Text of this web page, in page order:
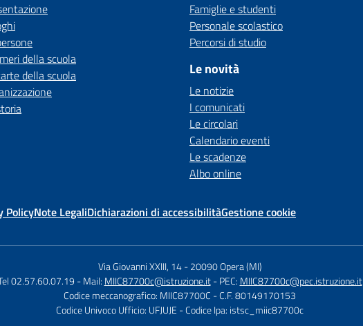
della scuola
della scuola
Famiglie e studenti
Personale scolastico
Percorsi di studio
Le novità
Le notizie
I comunicati
Le circolari
Calendario eventi
Le scadenze
Albo online
PolicyNote LegaliDichiarazioni di accessibilitàGestione cookie
Via Giovanni XXIII, 14 -20090 Opera (MI)
02.57.60.07.19 - Mail: MIIC87700c@istruzione.it - PEC: MIIC87700c@pec.istruzione.it
Codice meccanografico: MIIC87700C - C.F. 80149170153
Codice Univoco Ufficio: UFJUJE - Codice Ipa: istsc_miic87700c